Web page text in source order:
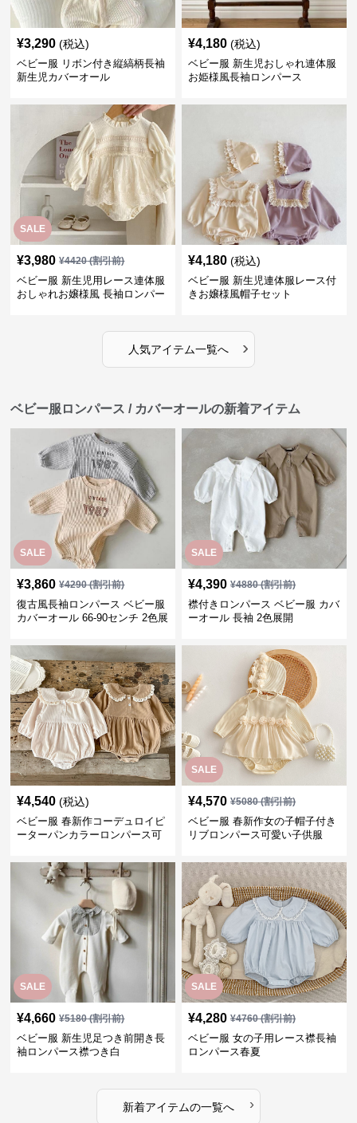
¥3,290 (税込)
ベビー服 リボン付き縦縞柄長袖
新生児カバーオール
¥4,180 (税込)
ベビー服 新生児おしゃれ連体服
お姫様風長袖ロンパース
SALE
¥3,980 ¥4420(割引前)
ベビー服 新生児用レース連体服
おしゃれお嬢様風 長袖ロンパー
¥4,180 (税込)
ベビー服 新生児連体服レース付
きお嬢様風帽子セット
人気アイテム一覧へ ›
ベビー服ロンパース / カバーオールの新着アイテム
SALE
¥3,860 ¥4290(割引前)
復古風長袖ロンパース ベビー服
カバーオール 66-90センチ 2色展
SALE
¥4,390 ¥4880(割引前)
襟付きロンパース ベビー服 カバ
ーオール 長袖 2色展開
¥4,540 (税込)
ベビー服 春新作コーデュロイピ
ーターパンカラーロンパース可
SALE
¥4,570 ¥5080(割引前)
ベビー服 春新作女の子帽子付き
リブロンパース可愛い子供服
SALE
¥4,660 ¥5180(割引前)
ベビー服 新生児足つき前開き長
袖ロンパース襟つき白
SALE
¥4,280 ¥4760(割引前)
ベビー服 女の子用レース襟長袖
ロンパース春夏
新着アイテムの一覧へ ›